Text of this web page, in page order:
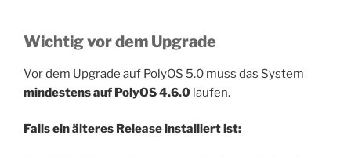
Wichtig vor dem Upgrade
Vor dem Upgrade auf PolyOS 5.0 muss das System
mindestens auf PolyOS 4.6.0 laufen.
Falls ein älteres Release installiert ist: